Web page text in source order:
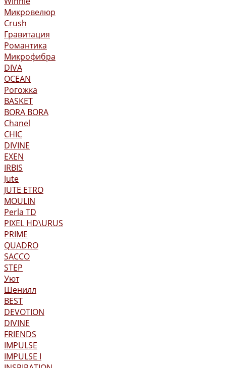
Микровелюр
Crush
Гравитация
Романтика
Микрофибра
DIVA
OCEAN
Рогожка
BASKET
BORA BORA
Chanel
CHIC
DIVINE
EXEN
IRBIS
Jute
JUTE ETRO
MOULIN
Perla TD
PIXEL HD\URUS
PRIME
QUADRO
SACCO
STEP
Уют
Шенилл
BEST
DEVOTION
DIVINE
FRIENDS
IMPULSE
IMPULSE I